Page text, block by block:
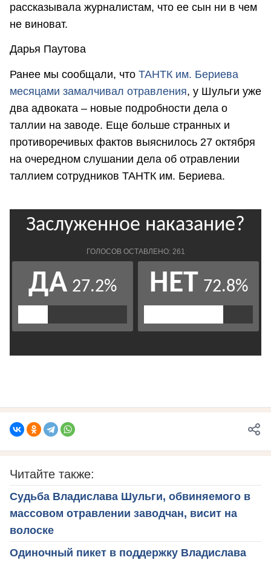
рассказывала журналистам, что ее сын ни в чем
не виноват.
Дарья Паутова
Ранее мы сообщали, что ТАНТК им. Бериева
месяцами замалчивал отравления, у Шульги уже
два адвоката – новые подробности дела о
таллии на заводе. Еще больше странных и
противоречивых фактов выяснилось 27 октября
на очередном слушании дела об отравлении
таллием сотрудников ТАНТК им. Бериева.
Читайте также:
Судьба Владислава Шульги, обвиняемого в
массовом отравлении заводчан, висит на
волоске
Одиночный пикет в поддержку Владислава